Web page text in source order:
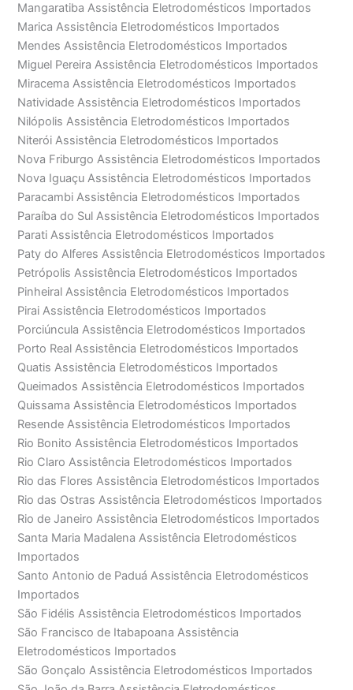
Mangaratiba Assistência Eletrodomésticos Importados
Marica Assistência Eletrodomésticos Importados
Mendes Assistência Eletrodomésticos Importados
Miguel Pereira Assistência Eletrodomésticos Importados
Miracema Assistência Eletrodomésticos Importados
Natividade Assistência Eletrodomésticos Importados
Nilópolis Assistência Eletrodomésticos Importados
Niterói Assistência Eletrodomésticos Importados
Nova Friburgo Assistência Eletrodomésticos Importados
Nova Iguaçu Assistência Eletrodomésticos Importados
Paracambi Assistência Eletrodomésticos Importados
Paraíba do Sul Assistência Eletrodomésticos Importados
Parati Assistência Eletrodomésticos Importados
Paty do Alferes Assistência Eletrodomésticos Importados
Petrópolis Assistência Eletrodomésticos Importados
Pinheiral Assistência Eletrodomésticos Importados
Pirai Assistência Eletrodomésticos Importados
Porciúncula Assistência Eletrodomésticos Importados
Porto Real Assistência Eletrodomésticos Importados
Quatis Assistência Eletrodomésticos Importados
Queimados Assistência Eletrodomésticos Importados
Quissama Assistência Eletrodomésticos Importados
Resende Assistência Eletrodomésticos Importados
Rio Bonito Assistência Eletrodomésticos Importados
Rio Claro Assistência Eletrodomésticos Importados
Rio das Flores Assistência Eletrodomésticos Importados
Rio das Ostras Assistência Eletrodomésticos Importados
Rio de Janeiro Assistência Eletrodomésticos Importados
Santa Maria Madalena Assistência Eletrodomésticos
Importados
Santo Antonio de Paduá Assistência Eletrodomésticos
Importados
São Fidélis Assistência Eletrodomésticos Importados
São Francisco de Itabapoana Assistência
Eletrodomésticos Importados
São Gonçalo Assistência Eletrodomésticos Importados